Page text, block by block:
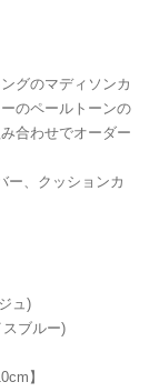
グのマディソンカ
のペールトーンの
合わせでオーダー
ー、クッションカ
ュ)
ブルー)
】